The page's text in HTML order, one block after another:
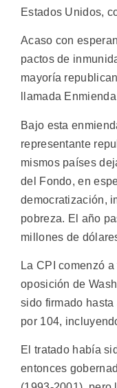
Estados Unidos,
Acaso con
pactos de
mayoría
llamada
Bajo esta
representante
mismos países
del Fondo, en
democratización,
pobreza. El año
millones de
La CPI comenzó
oposición de
sido firmado
por 104,
El tratado había
entonces